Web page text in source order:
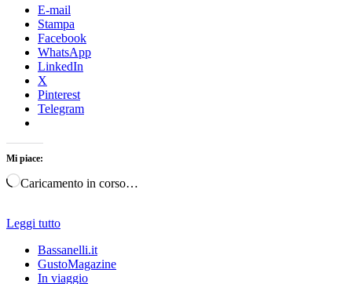
E-mail
Stampa
Facebook
WhatsApp
LinkedIn
X
Pinterest
Telegram
Mi piace:
Caricamento in corso…
Leggi tutto
Bassanelli.it
GustoMagazine
In viaggio